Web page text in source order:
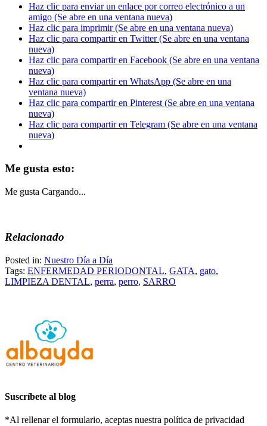
Haz clic para enviar un enlace por correo electrónico a un
amigo (Se abre en una ventana nueva)
Haz clic para imprimir (Se abre en una ventana nueva)
Haz clic para compartir en Twitter (Se abre en una ventana
nueva)
Haz clic para compartir en Facebook (Se abre en una ventana
nueva)
Haz clic para compartir en WhatsApp (Se abre en una
ventana nueva)
Haz clic para compartir en Pinterest (Se abre en una ventana
nueva)
Haz clic para compartir en Telegram (Se abre en una ventana
nueva)
Me gusta esto:
Me gusta Cargando...
Relacionado
Posted in: Nuestro Día a Día
Tags: ENFERMEDAD PERIODONTAL, GATA, gato,
LIMPIEZA DENTAL, perra, perro, SARRO
Suscríbete al blog
*Al rellenar el formulario, aceptas nuestra política de privacidad